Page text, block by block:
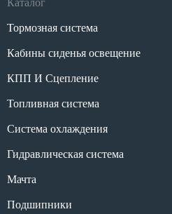
Каталог
Тормозная система
Кабины сиденья освещение
КПП И Сцепление
Топливная система
Система охлаждения
Гидравлическая система
Мачта
Подшипники